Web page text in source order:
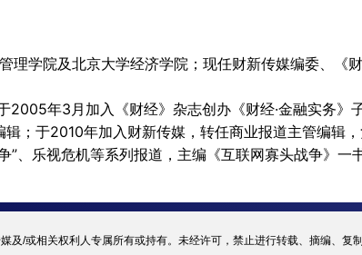
学院及北京大学经济学院；现任财新传媒编委、《
年3月加入《财经》杂志创办《财经·金融实务》
；于2010年加入财新传媒，转任商业报道主管编辑
”、乐视危机等系列报道，主编《互联网寡头战争》一
及/或相关权利人专属所有或持有。未经许可，禁止进行转载、摘编、复